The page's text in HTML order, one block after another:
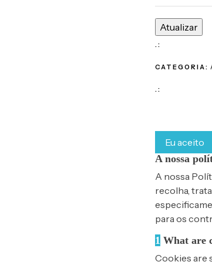
.:
CATEGORIA:
.:
Eu aceito
A nossa
A nossa
recolha,
para os
1 What are
Cookies are